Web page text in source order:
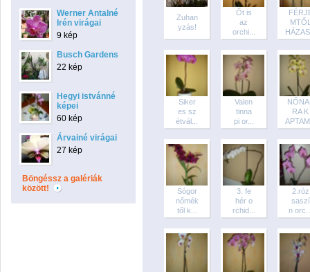
Werner Antalné
Irén virágai
9 kép
Busch Gardens
22 kép
Hegyi istvánné
képei
60 kép
Árvainé virágai
27 kép
Böngéssz a galériák
között!
Zuhan
yzás!
Őt is
az
orchi...
Siker
es sz
étvál...
Valen
tinna
pi or...
RA K
Sógor
nőmék
től k...
3. fe
hér o
rchid...
2.róz
saszí
n